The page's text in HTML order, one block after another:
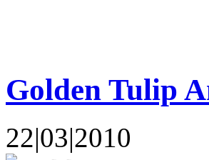
Golden Tulip
22|03|2010